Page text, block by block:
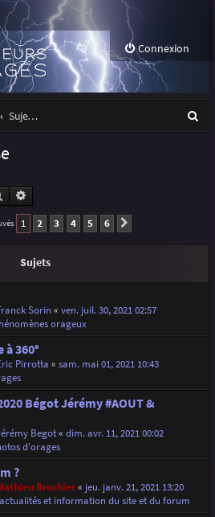
Connexion
Sujets sans réponse
h
Rechercher
1 2 3 4 5 6
Sujets
Sorin« ven. juil. 30, 2021 02:57
orageux
360°
Pirrotta « sam. mai 01, 2021 10:43
Bégot Jérémy #AOUT &
Begot« dim. avr. 11, 2021 00:02
d'orages
?
Brochier« jeu. janv. 21, 2021 13:20
et information du site et du forum